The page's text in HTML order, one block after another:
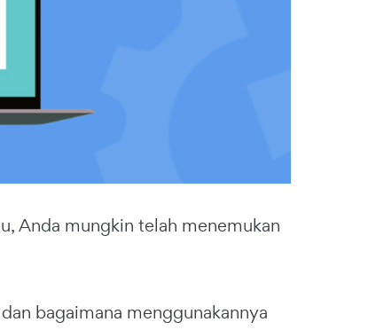
Anda mungkin telah menemukan
bagaimana menggunakannya